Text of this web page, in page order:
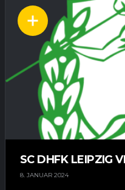
SC DHFK LEIPZIG
8. JANUAR 2024